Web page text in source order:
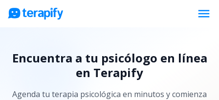
menu
Precios
Empresas
Encuentra a tu psicólogo en línea
en Terapify
Agenda tu terapia psicológica en minutos y comienza